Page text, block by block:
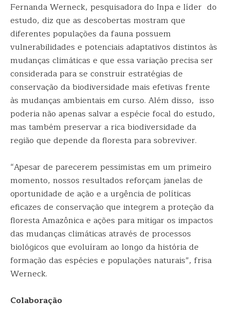
Fernanda Werneck, pesquisadora do Inpa e líder do
estudo, diz que as descobertas mostram que
diferentes populações da fauna possuem
vulnerabilidades e potenciais adaptativos distintos às
mudanças climáticas e que essa variação precisa ser
considerada para se construir estratégias de
conservação da biodiversidade mais efetivas frente
às mudanças ambientais em curso. Além disso, isso
poderia não apenas salvar a espécie focal do estudo,
mas também preservar a rica biodiversidade da
região que depende da floresta para sobreviver.
“Apesar de parecerem pessimistas em um primeiro
momento, nossos resultados reforçam janelas de
oportunidade de ação e a urgência de políticas
eficazes de conservação que integrem a proteção da
floresta Amazônica e ações para mitigar os impactos
das mudanças climáticas através de processos
biológicos que evoluíram ao longo da história de
formação das espécies e populações naturais”, frisa
Werneck.
Colaboração